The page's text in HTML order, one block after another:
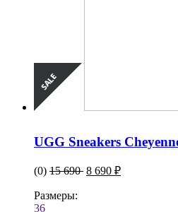
UGG Sneakers
(0) 15 690 8 690 ₽
Размеры:
36